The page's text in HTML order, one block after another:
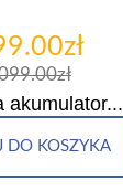
akumulator...
DO KOSZYKA